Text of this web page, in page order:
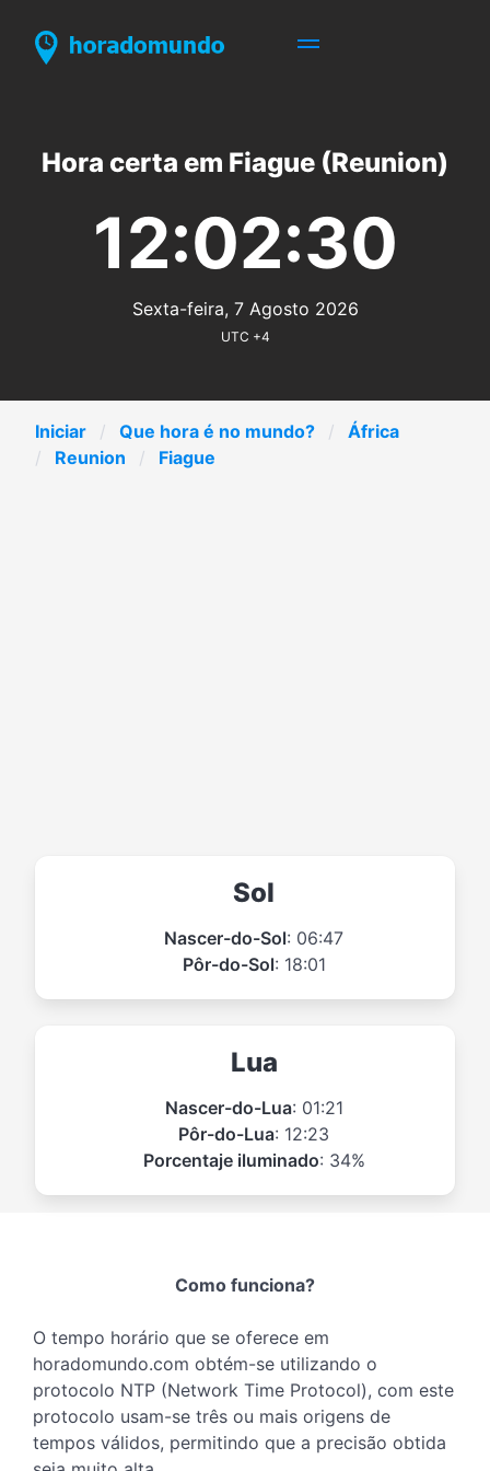
Hora certa em Fiague (Reunion)
12:02:30
Sexta-feira, 7 Agosto 2026
UTC +4
Iniciar Que hora é no mundo?
África
Reunion
Fiague
Sol
Nascer-do-Sol: 06:47
Pôr-do-Sol: 18:01
Lua
Nascer-do-Lua: 01:21
Pôr-do-Lua: 12:23
Porcentaje iluminado: 34%
Como funciona?
O tempo horário que se oferece em
horadomundo.com obtém-se utilizando o
protocolo NTP (Network Time Protocol), com este
protocolo usam-se três ou mais origens de
tempos válidos, permitindo que a precisão obtida